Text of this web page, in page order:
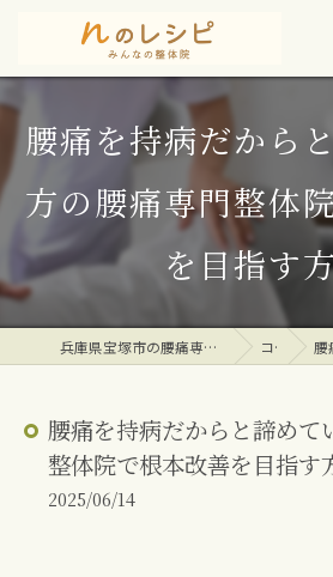
腰痛を持病だから
方の腰痛専門整体
を目指す
兵庫県宝塚市の腰痛専門整体院ならｎのレシピみんなの整体院 コラム 腰痛を
腰痛を持病だからと諦めて
整体院で根本改善を目指す
2025/06/14